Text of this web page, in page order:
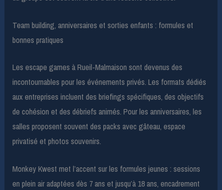
Team building, anniversaires et sorties enfants : formules et
bonnes pratiques
Les escape games à Rueil-Malmaison sont devenus des
incontournables pour les événements privés. Les formats dédiés
aux entreprises incluent des briefings spécifiques, des objectifs
de cohésion et des débriefs animés. Pour les anniversaires, les
salles proposent souvent des packs avec gâteau, espace
privatisé et photos souvenirs.
Monkey Kwest met l’accent sur les formules jeunes : sessions
en plein air adaptées dès 7 ans et jusqu’à 18 ans, encadrement